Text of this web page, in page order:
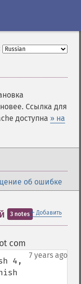
Ссылка для
доступна » на
об ошибке
＋ Добавить
3 notes
com
7 years ago
4,